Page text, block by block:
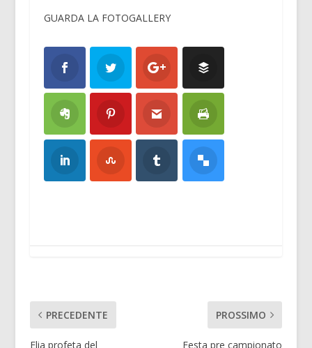
GUARDA LA FOTOGALLERY
PRECEDENTE
Elia profeta del
PROSSIMO
Festa pre campionato